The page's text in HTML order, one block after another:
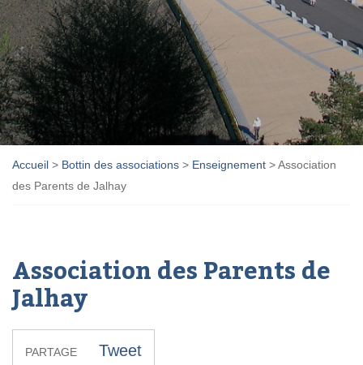
Accueil > Bottin des associations > Enseignement >Association
des Parents de Jalhay
Association des Parents de
Jalhay
PARTAGE Tweet